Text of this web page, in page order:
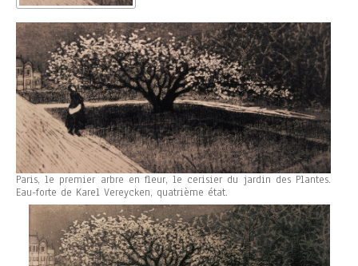
Paris, le premier arbre en fleur, le cerisier du jardin des Plantes.
Eau-forte de Karel Vereycken, quatrième état.